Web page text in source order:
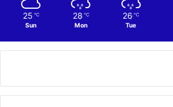
25 ℃
Sun
28 ℃
Mon
26 ℃
Tue